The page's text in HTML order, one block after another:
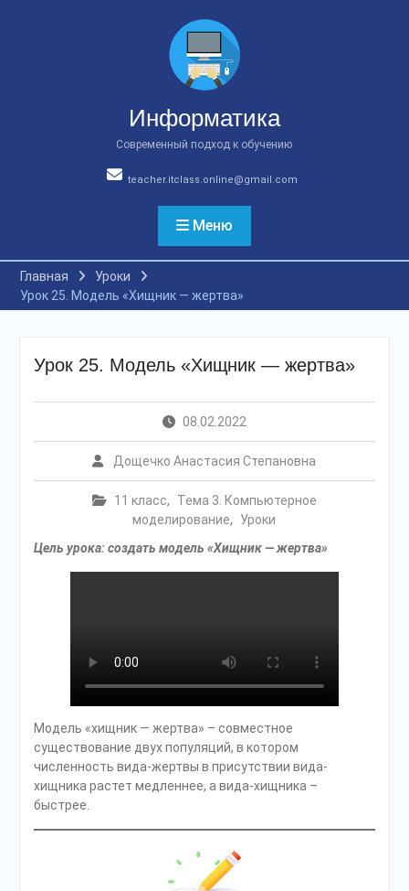
Информатика
Современный подход к обучению
teacher.itclass.online@gmail.com
Меню
Главная
Уроки
Урок 25. Модель «Хищник — жертва»
Урок 25. Модель «Хищник — жертва»
08.02.2022
Дощечко Анастасия Степановна
11 класс,
Тема 3. Компьютерное
моделирование,
Уроки
Цель урока: создать модель «Хищник — жертва»
Модель «хищник — жертва» – совместное
существование двух популяций, в котором
численность вида-жертвы в присутствии вида-
хищника растет медленнее, а вида-хищника –
быстрее.